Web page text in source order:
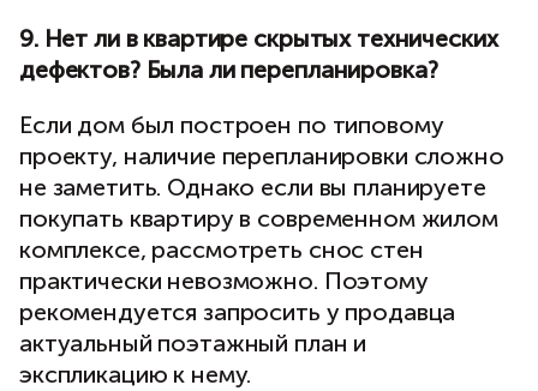
9. Нет ли в квартире скрытых технических
дефектов? Была ли перепланировка?
Если дом был построен по типовому
проекту, наличие перепланировки сложно
не заметить. Однако если вы планируете
покупать квартиру в современном жилом
комплексе, рассмотреть снос стен
практически невозможно. Поэтому
рекомендуется запросить у продавца
актуальный поэтажный план и
экспликацию к нему.